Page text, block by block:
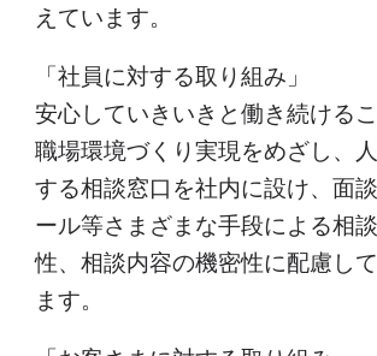
えています。
「社員に対する取り組み」
安心していきいきと働き続ける
職場環境づくり実現をめざし、
する相談窓口を社内に設け、面
ール等さまざまな手段による相
性、相談内容の機密性に配慮し
ます。